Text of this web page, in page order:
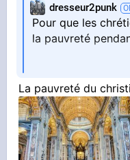
dresseur2punk
Pour que les
la pauvreté
La pauvreté du